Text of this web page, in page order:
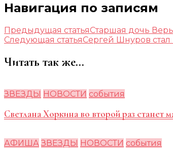
Навигация по записям
Предыдущая статьяСтаршая дочь
Следующая статьяСергей Шнуров
Читать так же...
ЗВЕЗДЫ НОВОСТИ события
Светлана Хоркина во второй раз станет
АФИША ЗВЕЗДЫ НОВОСТИ события